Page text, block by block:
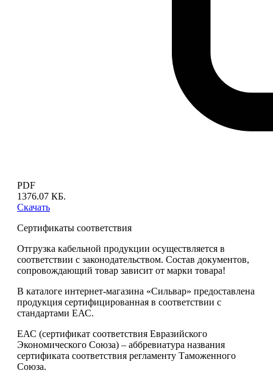
PDF
1376.07 КБ.
Скачать
Сертификаты соответствия
Отгрузка кабельной продукции осуществляется в
соответствии с законодательством. Состав документов,
сопровождающий товар зависит от марки товара!
В каталоге интернет-магазина «Сильвар» предоставлена
продукция сертифицированная в соответствии с
стандартами ЕАС.
ЕАС (сертификат соответствия Евразийского
Экономического Союза) – аббревиатура названия
сертификата соответствия регламенту Таможенного
Союза.